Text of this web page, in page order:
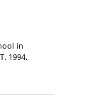
in
1994.